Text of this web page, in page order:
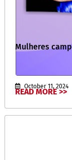
Mulheres
October 11, 2024
READ MORE >>